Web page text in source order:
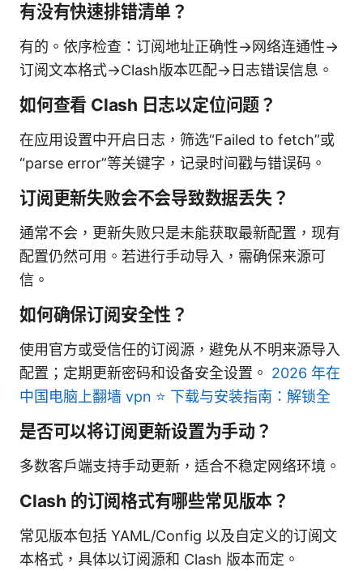
有没有快速排错清单？
有的。依序检查：订阅地址正确性→网络连通性→
订阅文本格式→Clash版本匹配→日志错误信息。
如何查看 Clash 日志以定位问题？
在应用设置中开启日志，筛选“Failed to fetch”或
“parse error”等关键字，记录时间戳与错误码。
订阅更新失败会不会导致数据丢失？
通常不会，更新失败只是未能获取最新配置，现有
配置仍然可用。若进行手动导入，需确保来源可
信。
如何确保订阅安全性？
使用官方或受信任的订阅源，避免从不明来源导入
配置；定期更新密码和设备安全设置。 2026 年在
中国电脑上翻墙 vpn ⭐ 下载与安装指南：解锁全
是否可以将订阅更新设置为手动？
多数客户端支持手动更新，适合不稳定网络环境。
Clash 的订阅格式有哪些常见版本？
常见版本包括 YAML/Config 以及自定义的订阅文
本格式，具体以订阅源和 Clash 版本而定。